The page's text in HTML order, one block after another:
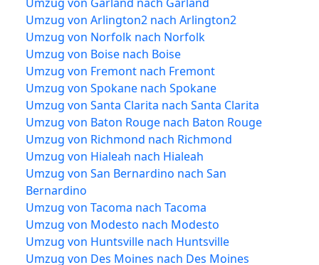
Umzug von Arlington2 nach Arlington2
Umzug von Norfolk nach Norfolk
Umzug von Boise nach Boise
Umzug von Fremont nach Fremont
Umzug von Spokane nach Spokane
Umzug von Santa Clarita nach Santa Clarita
Umzug von Baton Rouge nach Baton Rouge
Umzug von Richmond nach Richmond
Umzug von Hialeah nach Hialeah
Umzug von San Bernardino nach San
Bernardino
Umzug von Tacoma nach Tacoma
Umzug von Modesto nach Modesto
Umzug von Huntsville nach Huntsville
Umzug von Des Moines nach Des Moines